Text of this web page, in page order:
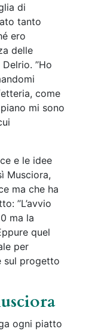
ma la
quel
per
progetto
ogni piatto
oltre
solido
di voler
da filo
e con
nonna
è la
che si
fare con
quelle che